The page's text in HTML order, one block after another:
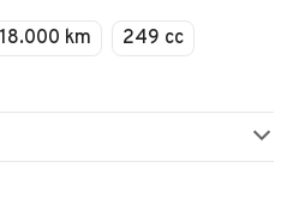
18.000 km
249 cc